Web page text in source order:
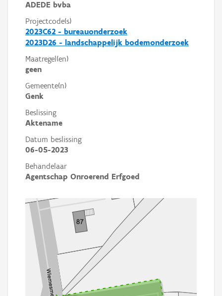
ADEDE bvba
Projectcode(s)
2023C62 - bureauonderzoek
2023D26 - landschappelijk bodemonderzoek
Maatregel(en)
geen
Gemeente(n)
Genk
Beslissing
Aktename
Datum beslissing
06-05-2023
Behandelaar
Agentschap Onroerend Erfgoed